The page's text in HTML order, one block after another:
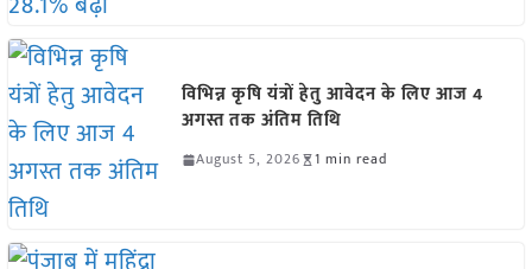
विभिन्न कृषि यंत्रों हेतु आवेदन के लिए आज 4
अगस्त तक अंतिम तिथि
August 5, 2026 1 min read